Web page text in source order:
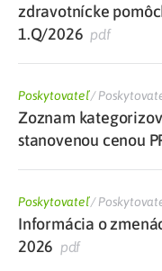
zdravotnícke
1.Q/2026 pdf
Poskytovateľ/
Zoznam
stanovenou cenou
Poskytovateľ/
Informácia o
2026 pdf